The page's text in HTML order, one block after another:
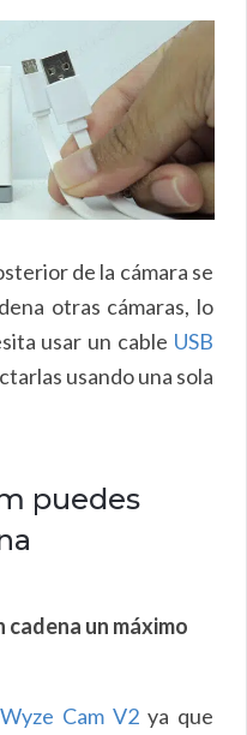
de la cámara se
otras cámaras, lo
usar un cable USB
usando una sola
puedes
un máximo
Wyze Cam V2 ya que